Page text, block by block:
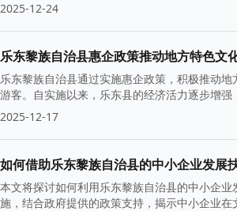
2025-12-24
乐东黎族自治县惠企政策推动地方特色文
乐东黎族自治县通过实施惠企政策，积极推动
游客。自实施以来，乐东县的经济活力逐步增
2025-12-17
如何借助乐东黎族自治县的中小企业发展
本文将探讨如何利用乐东黎族自治县的中小企
施，结合政府提供的政策支持，揭示中小企业